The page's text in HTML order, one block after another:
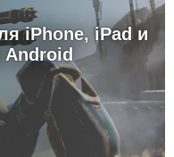
iPhone, iPad и